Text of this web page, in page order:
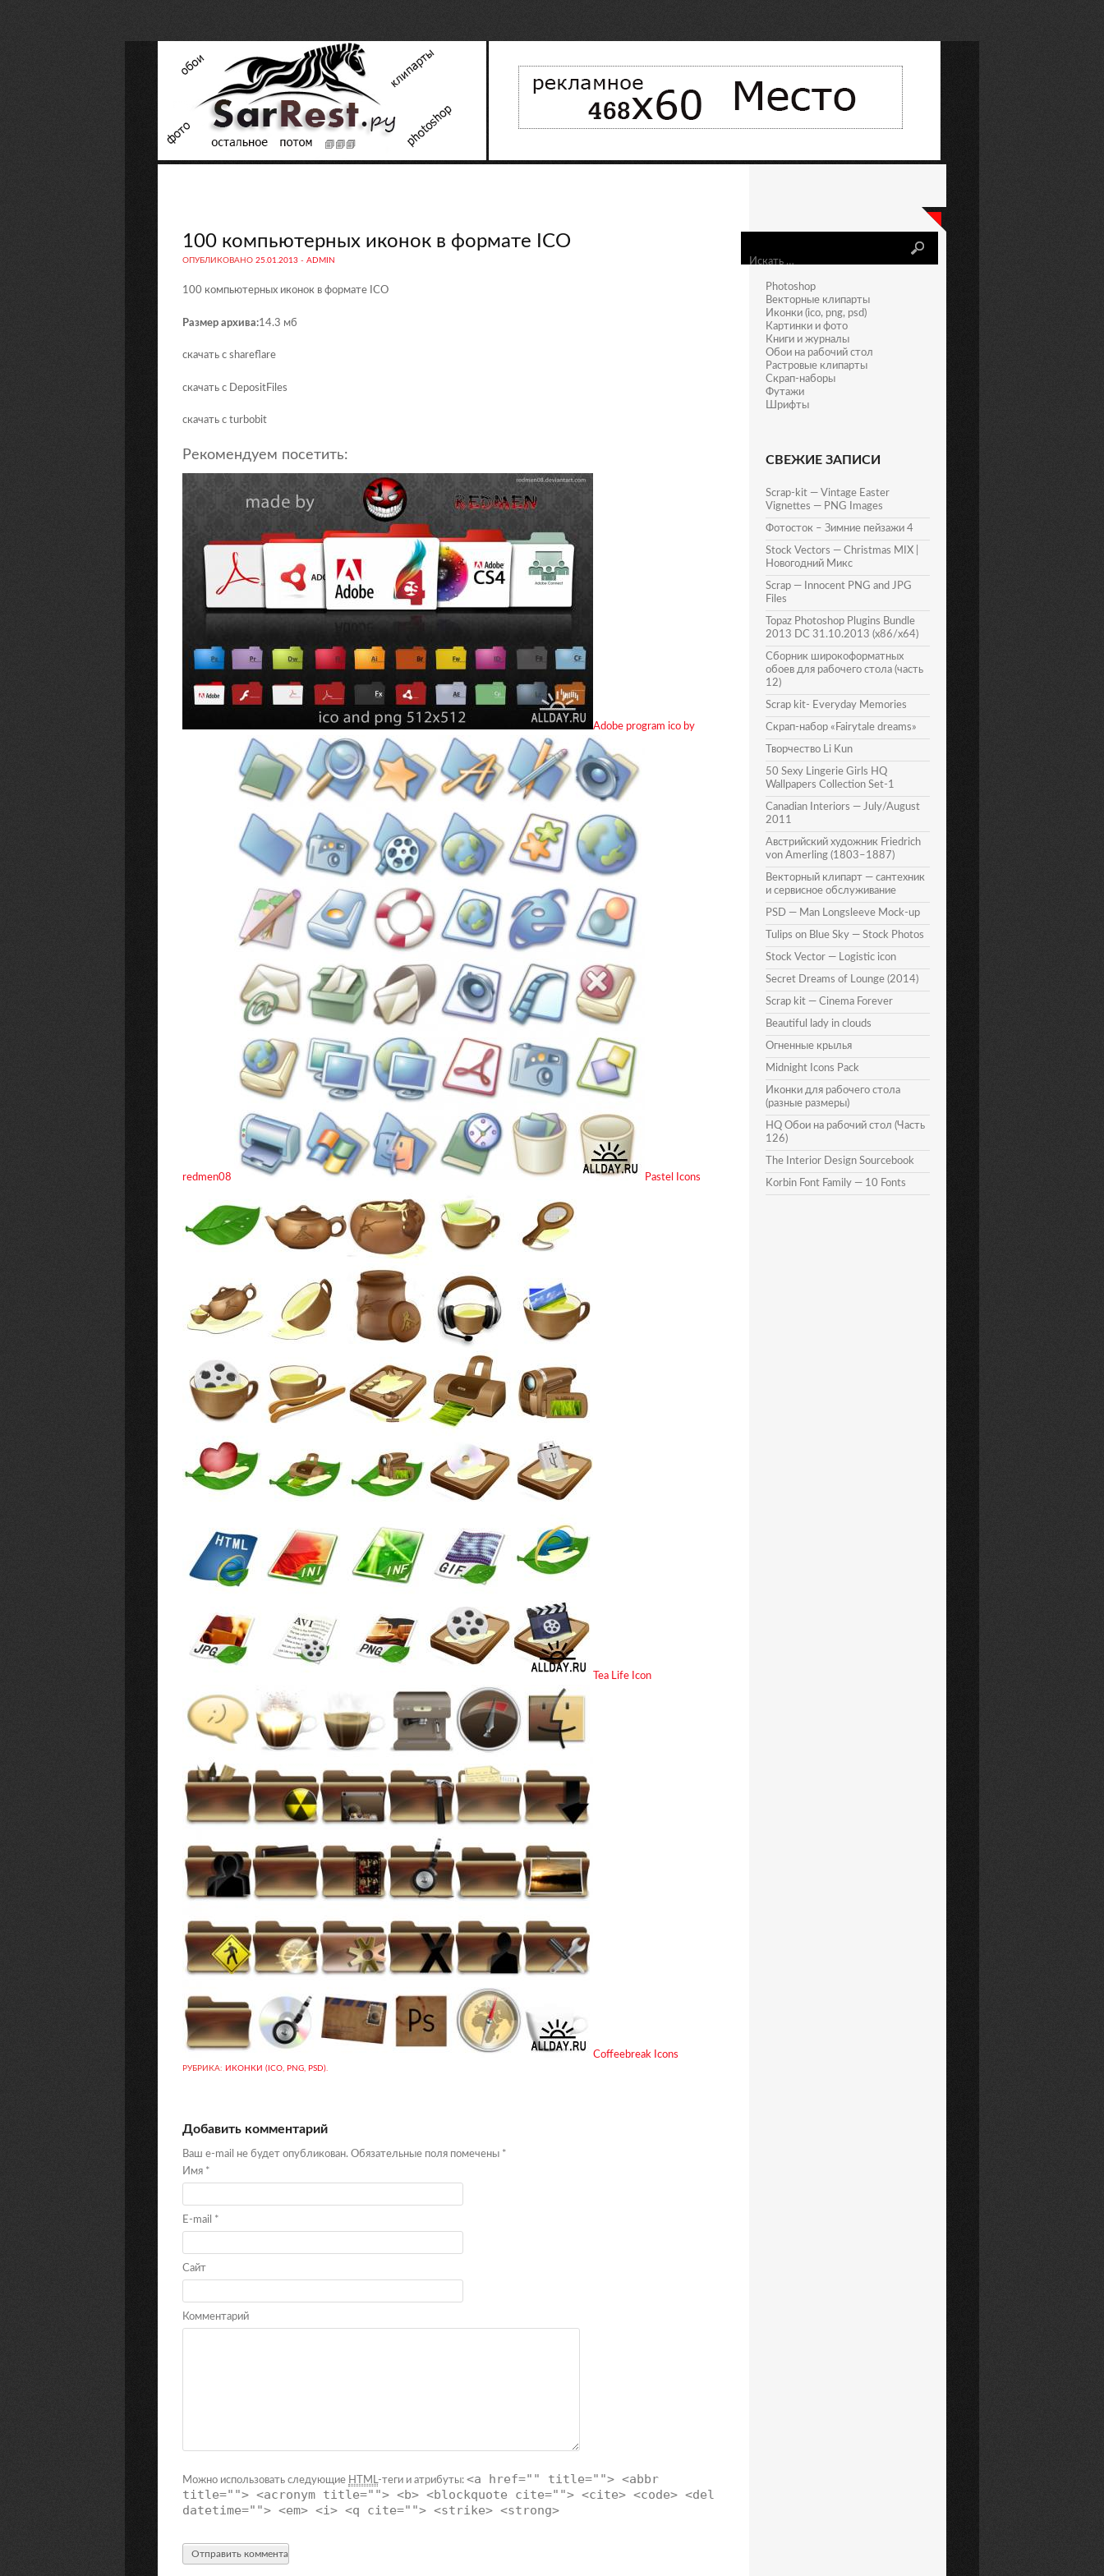
100 компьютерных иконок в формате ICO
ОПУБЛИКОВАНО 25.01.2013 - ADMIN
100 компьютерных иконок в формате ICO
Размер архива:14.3 мб
скачать с shareflare
скачать с DepositFiles
скачать с turbobit
Рекомендуем посетить:
Adobe program ico by
redmen08 Pastel Icons
Tea Life Icon
Coffeebreak Icons
РУБРИКА: ИКОНКИ (ICO, PNG, PSD)
Добавить комментарий
Ваш e-mail не будет опубликован. Обязательные поля помечены *
Имя *
E-mail *
Сайт
Комментарий
Можно использовать следующие HTML -теги и атрибуты: <a href="" title=""> <abbr
title=""> <acronym title=""> <b> <blockquote cite=""> <cite> <code> <del
datetime=""> <em> <i> <q cite=""> <strike> <strong>
Photoshop
Векторные клипарты
Иконки (ico, png, psd)
Картинки и фото
Книги и журналы
Обои на рабочий стол
Растровые клипарты
Скрап-наборы
Футажи
Шрифты
СВЕЖИЕ ЗАПИСИ
Scrap-kit — Vintage Easter
Vignettes — PNG Images
Фотосток – Зимние пейзажи 4
Stock Vectors — Christmas MIX |
Новогодний Микс
Scrap — Innocent PNG and JPG
Files
Topaz Photoshop Plugins Bundle
2013 DC 31.10.2013 (x86/x64)
Сборник широкоформатных
обоев для рабочего стола (часть
12)
Scrap kit- Everyday Memories
Скрап-набор «Fairytale dreams»
Творчество Li Kun
50 Sexy Lingerie Girls HQ
Wallpapers Collection Set-1
Canadian Interiors — July/August
2011
Австрийский художник Friedrich
von Amerling (1803–1887)
Векторный клипарт — сантехник
и сервисное обслуживание
PSD — Man Longsleeve Mock-up
Tulips on Blue Sky — Stock Photos
Stock Vector — Logistic icon
Secret Dreams of Lounge (2014)
Scrap kit — Cinema Forever
Beautiful lady in clouds
Огненные крылья
Midnight Icons Pack
Иконки для рабочего стола
(разные размеры)
HQ Обои на рабочий стол (Часть
126)
The Interior Design Sourcebook
Korbin Font Family — 10 Fonts